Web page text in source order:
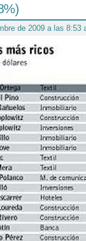
de 2009 a las 8:53